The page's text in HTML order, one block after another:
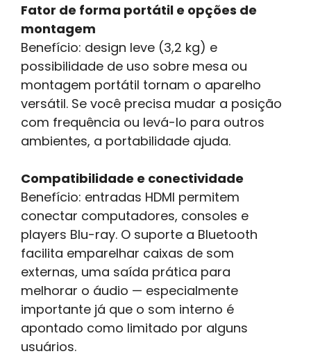
Fator de forma portátil e opções de
montagem
Benefício: design leve (3,2 kg) e
possibilidade de uso sobre mesa ou
montagem portátil tornam o aparelho
versátil. Se você precisa mudar a posição
com frequência ou levá-lo para outros
ambientes, a portabilidade ajuda.
Compatibilidade e conectividade
Benefício: entradas HDMI permitem
conectar computadores, consoles e
players Blu-ray. O suporte a Bluetooth
facilita emparelhar caixas de som
externas, uma saída prática para
melhorar o áudio — especialmente
importante já que o som interno é
apontado como limitado por alguns
usuários.